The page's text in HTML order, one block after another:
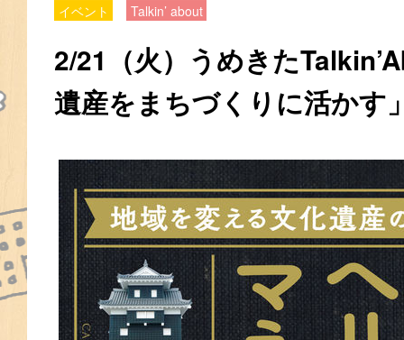
イベント Talkin’ about
2/21（火）うめきた
遺産をまちづくりに活かす